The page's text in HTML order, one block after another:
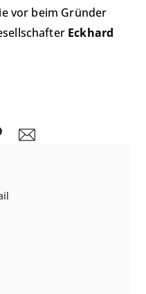
vor beim Gründer
Eckhard